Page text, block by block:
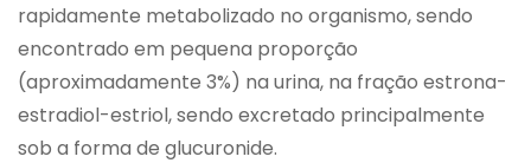
rapidamente metabolizado no organismo, sendo
encontrado em pequena proporção
(aproximadamente 3%) na urina, na fração estrona-
estradiol-estriol, sendo excretado principalmente
sob a forma de glucuronide.